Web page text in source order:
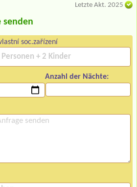
Letzte Akt. 2025
senden
soc.zařízení
Anzahl der Nächte: